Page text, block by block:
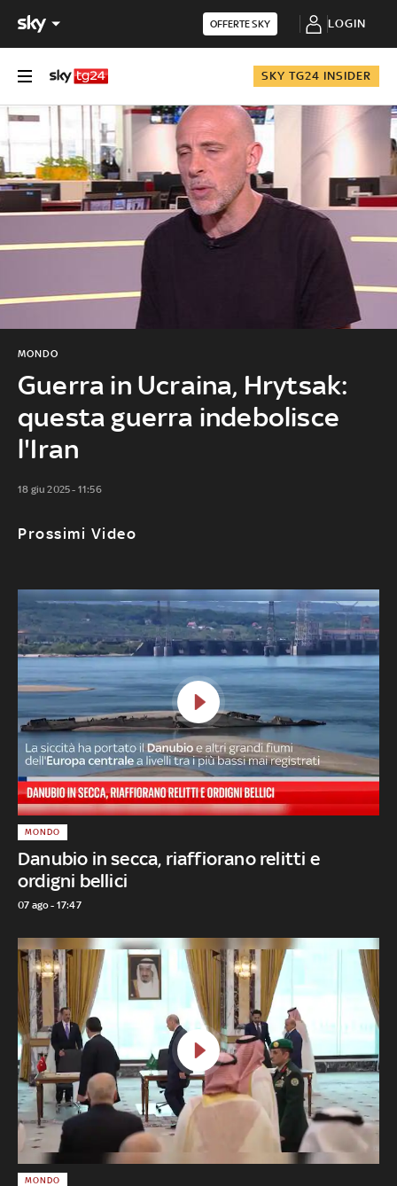
OFFERTE SKY LOGIN
SKY TG24 INSIDER
Guerra in Ucraina, Hrytsak:
questa guerra indebolisce
l'Iran
MONDO
18 giu 2025 - 11:56
Prossimi Video
Danubio in secca, riaffiorano relitti e
ordigni bellici
MONDO
07 ago - 17:47
MONDO